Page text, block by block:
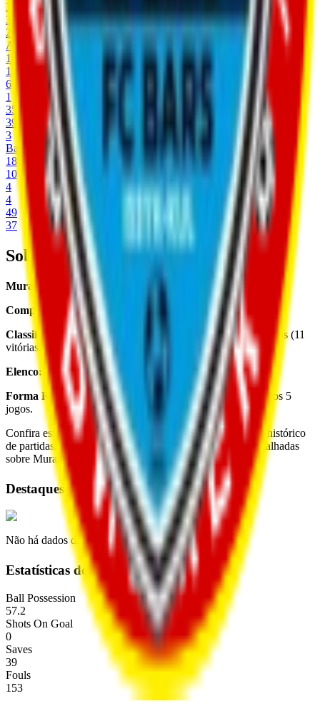
37
39
2
Alga
18
11
6
1
35
39
3
Bars
18
10
4
4
49
37
Sobre o Time
Muras Unitedé um time de futebol da Kyrgyzstan.
Competição: Muras United participa da Premier Liga 2026.
Classificação:Muras United está na 1ª posição com 39 pontos (11
vitórias, 6 empates, 1 derrotas em 18 jogos).
Elenco: 26 jogadores.
Forma Recente: 4 vitórias, 0 empates, 1 derrotas nos últimos 5
jogos.
Confira estatísticas completas, escalação, próximos jogos, histórico
de partidas, transferências, classificação e informações detalhadas
sobre Muras United na Premier Liga 2026.
Destaques
Não há dados disponíveis
Estatísticas do time
Ball Possession
57.2
Shots On Goal
0
Saves
39
Fouls
153